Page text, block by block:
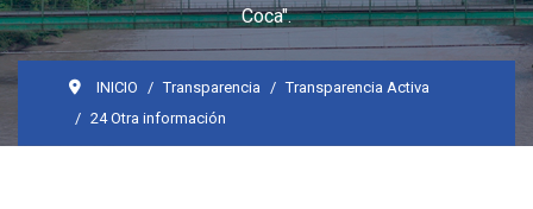
Coca".
INICIO Transparencia
Transparencia Activa
24 Otra información